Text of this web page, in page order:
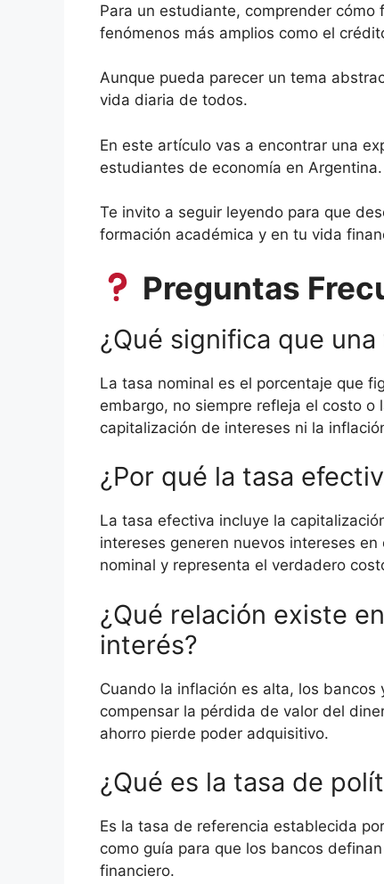
Para un estudiante, comprender
fenómenos más amplios como el
Aunque pueda parecer un tema
vida diaria de todos.
En este artículo vas a encontrar una
estudiantes de economía en Argentina.
Te invito a seguir leyendo para que
formación académica y en tu vida
Preguntas
¿Qué significa que una
La tasa nominal es el porcentaje que
embargo, no siempre refleja el costo o
capitalización de intereses ni la
¿Por qué la tasa
La tasa efectiva incluye la
intereses generen nuevos intereses
nominal y representa el verdadero
¿Qué relación existe
interés?
Cuando la inflación es alta, los
compensar la pérdida de valor del
ahorro pierde poder adquisitivo.
¿Qué es la tasa de
Es la tasa de referencia establecida
como guía para que los bancos
financiero.